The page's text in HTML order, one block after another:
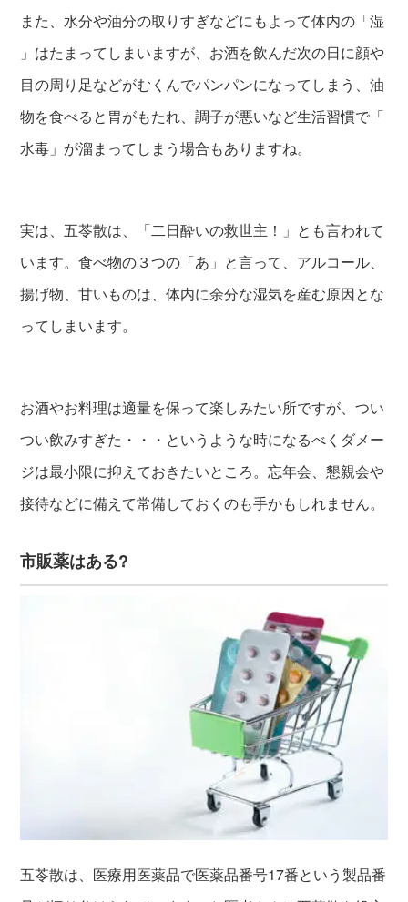
また、水分や油分の取りすぎなどにもよって体内の「湿
」はたまってしまいますが、お酒を飲んだ次の日に顔や
目の周り足などがむくんでパンパンになってしまう、油
物を食べると胃がもたれ、調子が悪いなど生活習慣で「
水毒」が溜まってしまう場合もありますね。
実は、五苓散は、「二日酔いの救世主！」とも言われて
います。食べ物の３つの「あ」と言って、アルコール、
揚げ物、甘いものは、体内に余分な湿気を産む原因とな
ってしまいます。
お酒やお料理は適量を保って楽しみたい所ですが、つい
つい飲みすぎた・・・というような時になるべくダメー
ジは最小限に抑えておきたいところ。忘年会、懇親会や
接待などに備えて常備しておくのも手かもしれません。
市販薬はある?
五苓散は、医療用医薬品で医薬品番号17番という製品番